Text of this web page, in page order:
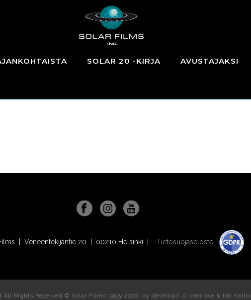
SOLAR 20 -KIRJA AVUSTAJAKSI
| Veneentekijäntie 20 | 00210 Helsinki | Tietosuojaseloste
All Rights Reserved © Solar Films 1995-2026, by developit // creative & Ida Kallio